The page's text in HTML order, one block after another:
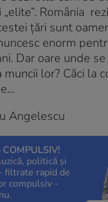
România
țări sunt
enorm
Dar oare unde
lor? Căci la
Angelescu
COMPULSIV!
politică și
filtrate rapid de
compulsiv -